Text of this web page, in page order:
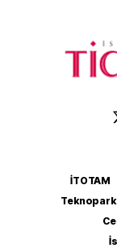
İTOTAM